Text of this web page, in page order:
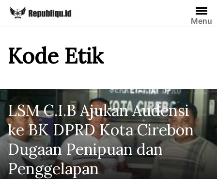
Skip
content
Menu
Kode Etik
LSM C.I.B Ajukan Audensi
ke BK DPRD Kota Cirebon
Dugaan Penipuan dan
Penggelapan